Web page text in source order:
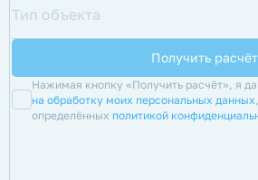
Нажимая кнопку «Получить расчёт», я
на обработку моих персональных данных
определённых политикой